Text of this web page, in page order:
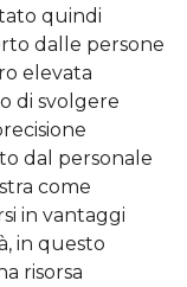
quindi
dalle persone
elevata
di svolgere
dal personale
come
in vantaggi
in questo
risorsa